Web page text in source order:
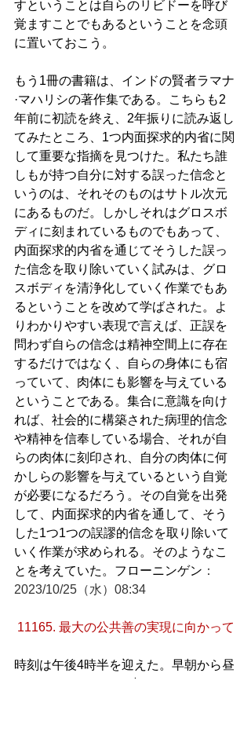
すということは自らのリビドーを呼び
覚ますことでもあるということを念頭
に置いておこう。
もう1冊の書籍は、インドの賢者ラマナ
·マハリシの著作集である。こちらも2
年前に初読を終え、2年振りに読み返し
てみたところ、1つ内面探求的内省に関
して重要な指摘を見つけた。私たち誰
しもが持つ自分に対する誤った信念と
いうのは、それそのものはサトル次元
にあるものだ。しかしそれはグロスボ
ディに刻まれているものでもあって、
内面探求的内省を通じてそうした誤っ
た信念を取り除いていく試みは、グロ
スボディを清浄化していく作業でもあ
るということを改めて学ばされた。よ
りわかりやすい表現で言えば、正誤を
問わず自らの信念は精神空間上に存在
するだけではなく、自らの身体にも宿
っていて、肉体にも影響を与えている
ということである。集合に意識を向け
れば、社会的に構築された病理的信念
や精神を信奉している場合、それが自
らの肉体に刻印され、自分の肉体に何
かしらの影響を与えているという自覚
が必要になるだろう。その自覚を出発
して、内面探求的内省を通して、そう
した1つ1つの誤謬的信念を取り除いて
いく作業が求められる。そのようなこ
とを考えていた。フローニンゲン ：
2023/10/25（水）08:34
11165. 最大の公共善の実現に向かって
時刻は午後4時半を迎えた。早朝から昼